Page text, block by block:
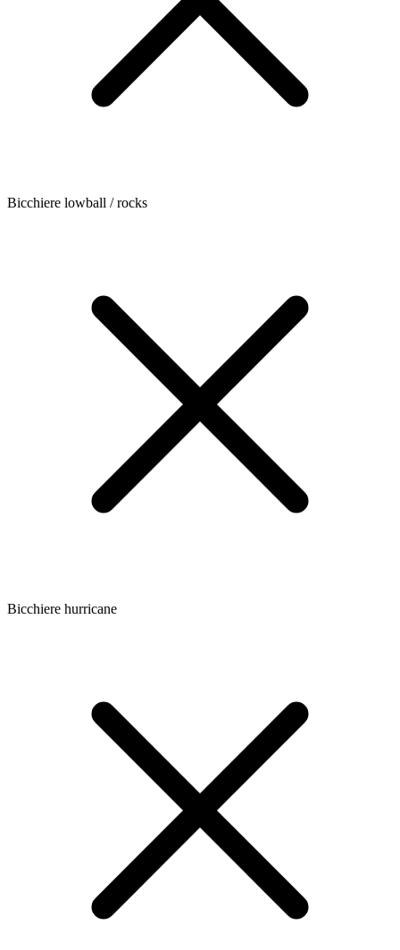
Bicchiere lowball / rocks
Bicchiere hurricane